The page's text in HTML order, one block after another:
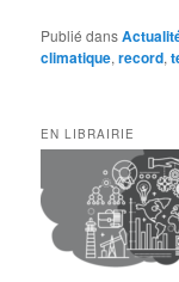
Publié dans
climatique,record,
EN LIBRAIRIE